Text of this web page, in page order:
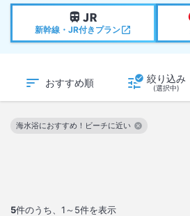
新幹線・JR付きプラン
おすすめ順 絞り込み
(選択中)
5件のうち、 1～5件を表示
海水浴におすすめ！ビーチに近い
この絞り込み条件を解除